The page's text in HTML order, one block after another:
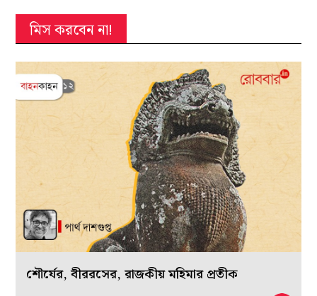
মিস করবেন না!
শৌর্যের, বীররসের, রাজকীয় মহিমার প্রতীক